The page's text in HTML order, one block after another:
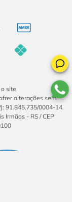
site
alterações sem
91.845.735/0004-14.
Irmãos - RS / CEP